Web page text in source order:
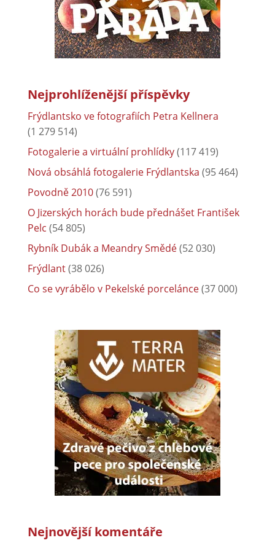
Nejprohlíženější příspěvky
Frýdlantsko ve fotografiích Petra Kellnera
(1 279 514)
Fotogalerie a virtuální prohlídky(117 419)
Nová obsáhlá fotogalerie Frýdlantska (95 464)
Povodně 2010(76 591)
O Jizerských horách bude přednášet František
Pelc (54 805)
Rybník Dubák a Meandry Smědé(52 030)
Frýdlant(38 026)
Co se vyrábělo v Pekelské porcelánce(37 000)
Nejnovější komentáře